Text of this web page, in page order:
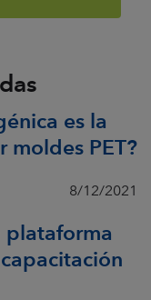
es la
PET?
8/12/2021
plataforma